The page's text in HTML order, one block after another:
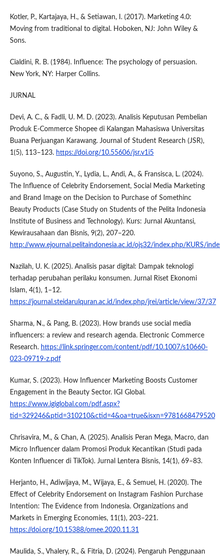
Kotler, P., Kartajaya, H., & Setiawan, I. (2017). Marketing 4.0:
Moving from traditional to digital. Hoboken, NJ: John Wiley &
Sons.
Cialdini, R. B. (1984). Influence: The psychology of persuasion.
New York, NY: Harper Collins.
JURNAL
Devi, A. C., & Fadli, U. M. D. (2023). Analisis Keputusan Pembelian
Produk E-Commerce Shopee di Kalangan Mahasiswa Universitas
Buana Perjuangan Karawang. Journal of Student Research (JSR),
1(5), 113–123. https://doi.org/10.55606/jsr.v1i5
Suyono, S., Augustin, Y., Lydia, L., Andi, A., & Fransisca, L. (2024).
The Influence of Celebrity Endorsement, Social Media Marketing
and Brand Image on the Decision to Purchase of Somethinc
Beauty Products (Case Study on Students of the Pelita Indonesia
Institute of Business and Technology). Kurs: Jurnal Akuntansi,
Kewirausahaan dan Bisnis, 9(2), 207–220.
http://www.ejournal.pelitaindonesia.ac.id/ojs32/index.php/KURS/
Nazilah, U. K. (2025). Analisis pasar digital: Dampak teknologi
terhadap perubahan perilaku konsumen. Jurnal Riset Ekonomi
Islam, 4(1), 1–12.
https://journal.steidarulquran.ac.id/index.php/jrei/article/view/37/37
Sharma, N., & Pang, B. (2023). How brands use social media
influencers: a review and research agenda. Electronic Commerce
Research. https://link.springer.com/content/pdf/10.1007/s10660-
023-09719-z.pdf
Kumar, S. (2023). How Influencer Marketing Boosts Customer
Engagement in the Beauty Sector. IGI Global.
https://www.igiglobal.com/pdf.aspx?
tid=329246&ptid=310210&ctid=4&oa=true&isxn=9781668479520
Chrisavira, M., & Chan, A. (2025). Analisis Peran Mega, Macro, dan
Micro Influencer dalam Promosi Produk Kecantikan (Studi pada
Konten Influencer di TikTok). Jurnal Lentera Bisnis, 14(1), 69–83.
Herjanto, H., Adiwijaya, M., Wijaya, E., & Semuel, H. (2020). The
Effect of Celebrity Endorsement on Instagram Fashion Purchase
Intention: The Evidence from Indonesia. Organizations and
Markets in Emerging Economies, 11(1), 203–221.
https://doi.org/10.15388/omee.2020.11.31
Maulida, S., Vhalery, R., & Fitria, D. (2024). Pengaruh Penggunaan